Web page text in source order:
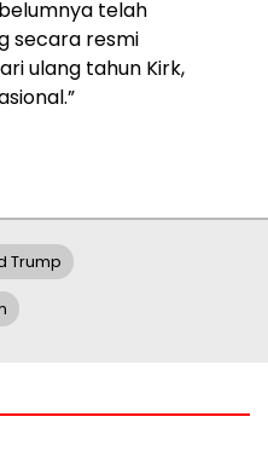
telah
secara resmi
ulang tahun Kirk,
Trump